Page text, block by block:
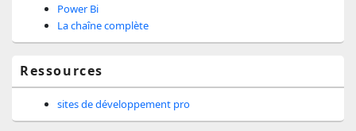
Power Bi
La chaîne complète
Ressources
sites de développement pro